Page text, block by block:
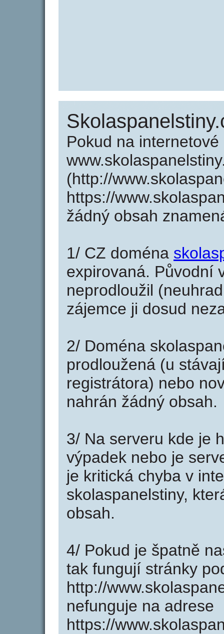
Pokud na internetové
(http://
https://
žádný obsah
1/ CZ doména
expirovaná. Původní
neprodloužil
zájemce ji dosud
2/ Doména
prodloužená (u
registrátora) nebo
nahrán žádný obsah.
3/ Na serveru kde je
výpadek nebo je
je kritická chyba v
skolaspanelstiny,
obsah.
4/ Pokud je špatně
tak fungují stránky
http://
nefunguje na adrese
https://